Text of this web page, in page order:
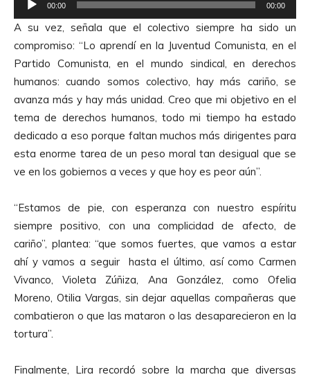
e
p
r
o
d
u
c
t
o
r
e
A
u
d
o
00:00 00:00
A su vez, señala que el colectivo siempre ha sido un
compromiso: “Lo aprendí en la Juventud Comunista, en el
Partido Comunista, en el mundo sindical, en derechos
humanos: cuando somos colectivo, hay más cariño, se
avanza más y hay más unidad. Creo que mi objetivo en el
tema de derechos humanos, todo mi tiempo ha estado
dedicado a eso porque faltan muchos más dirigentes para
esta enorme tarea de un peso moral tan desigual que se
ve en los gobiernos a veces y que hoy es peor aún”.
“Estamos de pie, con esperanza con nuestro espíritu
siempre positivo, con una complicidad de afecto, de
cariño”, plantea: “que somos fuertes, que vamos a estar
ahí y vamos a seguir hasta el último, así como Carmen
Vivanco, Violeta Zúñiza, Ana González, como Ofelia
Moreno, Otilia Vargas, sin dejar aquellas compañeras que
combatieron o que las mataron o las desaparecieron en la
tortura”.
Finalmente, Lira recordó sobre la marcha que diversas